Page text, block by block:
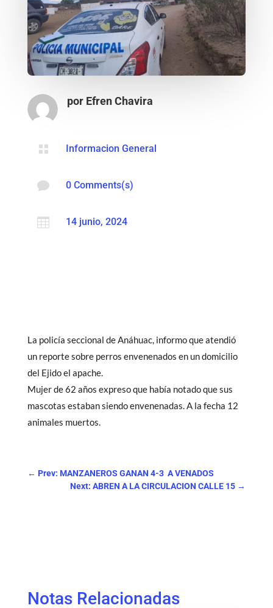
por Efren Chavira
 Informacion General
 0 Comments(s)
 14 junio, 2024
La policía seccional de Anáhuac, informo que atendió
un reporte sobre perros envenenados en un domicilio
del Ejido el apache.
Mujer de 62 años expreso que había notado que sus
mascotas estaban siendo envenenadas. A la fecha 12
animales muertos.
← Prev: MANZANEROS GANAN 4-3 A VENADOS
Next: ABREN A LA CIRCULACION CALLE 15 →
Notas Relacionadas